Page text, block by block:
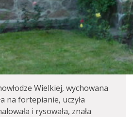
Wielkiej, wychowana
na fortepianie, uczyła
i rysowała, znała